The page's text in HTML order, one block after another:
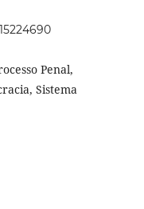
Penal,
Sistema